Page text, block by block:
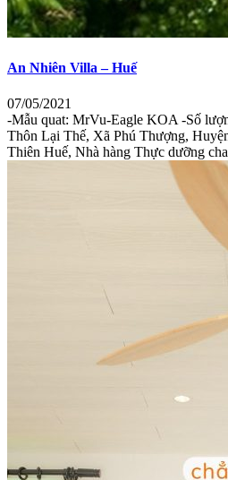
An Nhiên Villa – Huế
07/05/2021
-Mẫu quat: MrVu-Eagle KOA -Số
Thôn Lại Thế, Xã Phú Thượng,
Thiên Huế, Nhà hàng Thực dưỡng